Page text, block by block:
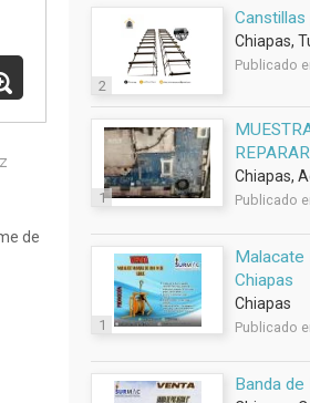
de
2
Chiapas,
Publicado
1
Chiapas,
Publicado
1
Malacate
Chiapas
Chiapas
Publicado
Banda de